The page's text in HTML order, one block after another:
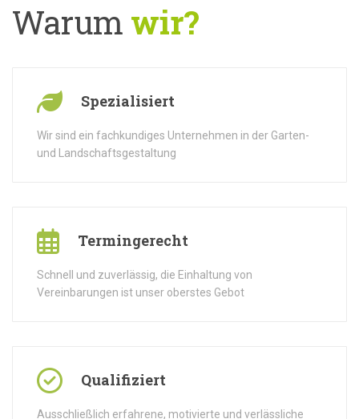
Warum wir?
Spezialisiert
Wir sind ein fachkundiges Unternehmen in der Garten-
und Landschaftsgestaltung
Termingerecht
Schnell und zuverlässig, die Einhaltung von
Vereinbarungen ist unser oberstes Gebot
Qualifiziert
Ausschließlich erfahrene, motivierte und verlässliche